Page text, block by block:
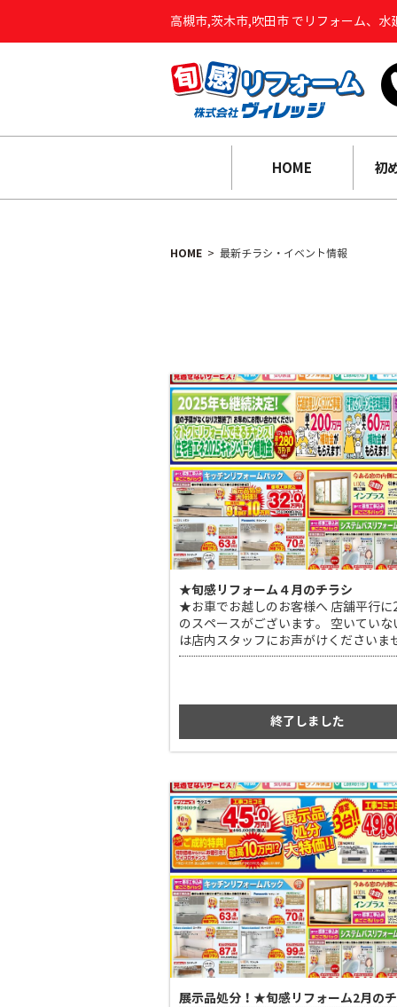
高槻市,茨木市,吹田市 でリフォーム、
HOME 初
HOME 最新チラシ・イベント情報
★旬感リフォーム４月のチラシ
★お車でお越しのお客様へ 店舗平行に
のスペースがございます。 空いていな
は店内スタッフにお声がけくださいま
社駐車場をご案内いたします。
終了しました
展示品処分！★旬感リフォーム2月の